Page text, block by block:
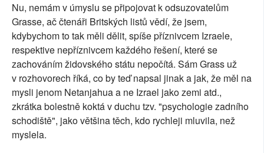
Nu, nemám v úmyslu se připojovat k odsuzovatelům
Grasse, ač čtenáři Britských listů vědí, že jsem,
kdybychom to tak měli dělit, spíše příznivcem Izraele,
respektive nepříznivcem každého řešení, které se
zachováním židovského státu nepočítá. Sám Grass už
v rozhovorech říká, co by teď napsal jinak a jak, že měl na
mysli jenom Netanjahua a ne Izrael jako zemi atd.,
zkrátka bolestně koktá v duchu tzv. "psychologie zadního
schodiště", jako většina těch, kdo rychleji mluvila, než
myslela.